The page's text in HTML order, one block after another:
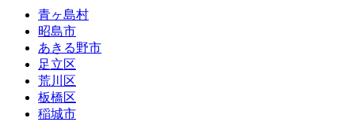
青ヶ島村
昭島市
あきる野市
足立区
荒川区
板橋区
稲城市